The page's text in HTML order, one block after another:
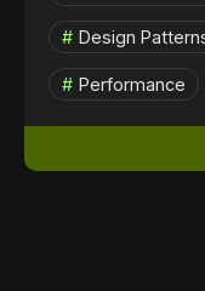
Design
Performance